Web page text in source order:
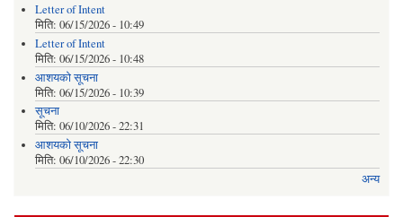
Letter of Intent
मिति: 06/15/2026 - 10:49
Letter of Intent
मिति: 06/15/2026 - 10:48
आशयको सूचना
मिति: 06/15/2026 - 10:39
सूचना
मिति: 06/10/2026 - 22:31
आशयको सूचना
मिति: 06/10/2026 - 22:30
अन्य